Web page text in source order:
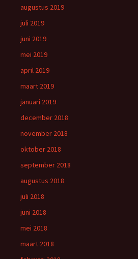
augustus 2019
juli 2019
juni 2019
mei 2019
april 2019
maart 2019
januari 2019
december 2018
november 2018
oktober 2018
september 2018
augustus 2018
juli 2018
juni 2018
mei 2018
maart 2018